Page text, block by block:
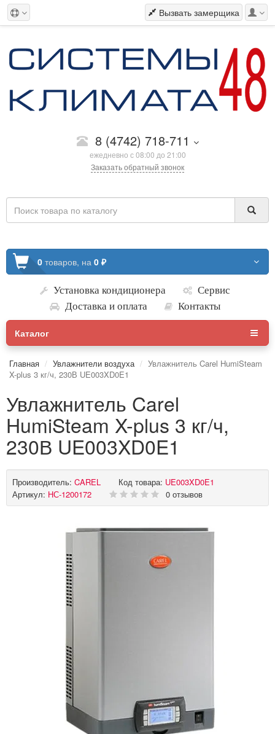
Вызвать замерщика
8 (4742) 718-711
ежедневно с 08:00 до 21:00
Заказать обратный звонок
0 товаров, на 0 ₽
Установка кондиционера
Сервис
Доставка и оплата
Контакты
Каталог
Главная Увлажнители воздуха
Увлажнитель Carel HumiSteam
X-plus 3 кг/ч, 230В UE003XD0E1
Увлажнитель Carel
HumiSteam X-plus 3 кг/ч,
230В UE003XD0E1
Производитель: CAREL Код товара: UE003XD0E1
Артикул: НС-1200172 0 отзывов